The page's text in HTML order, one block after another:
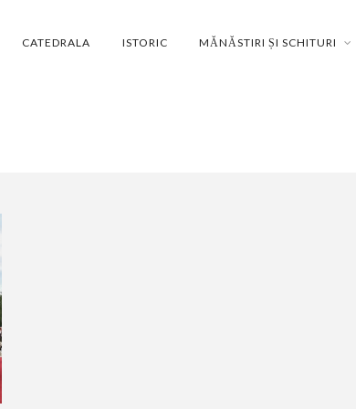
CATEDRALA ISTORIC MĂNĂSTIRI ȘI SCHITURI